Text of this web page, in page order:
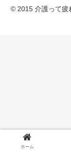
© 2015 介護って疲
ホーム